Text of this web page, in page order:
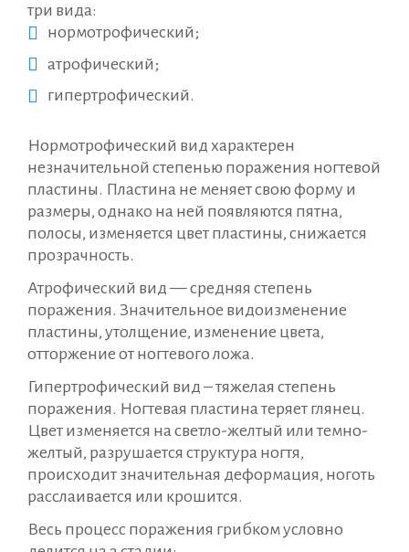
три вида:
нормотрофический;
атрофический;
гипертрофический.
Нормотрофический вид характерен
незначительной степенью поражения ногтевой
пластины. Пластина не меняет свою форму и
размеры, однако на ней появляются пятна,
полосы, изменяется цвет пластины, снижается
прозрачность.
Атрофический вид — средняя степень
поражения. Значительное видоизменение
пластины, утолщение, изменение цвета,
отторжение от ногтевого ложа.
Гипертрофический вид – тяжелая степень
поражения. Ногтевая пластина теряет глянец.
Цвет изменяется на светло-желтый или темно-
желтый, разрушается структура ногтя,
происходит значительная деформация, ноготь
расслаивается или крошится.
Весь процесс поражения грибком условно